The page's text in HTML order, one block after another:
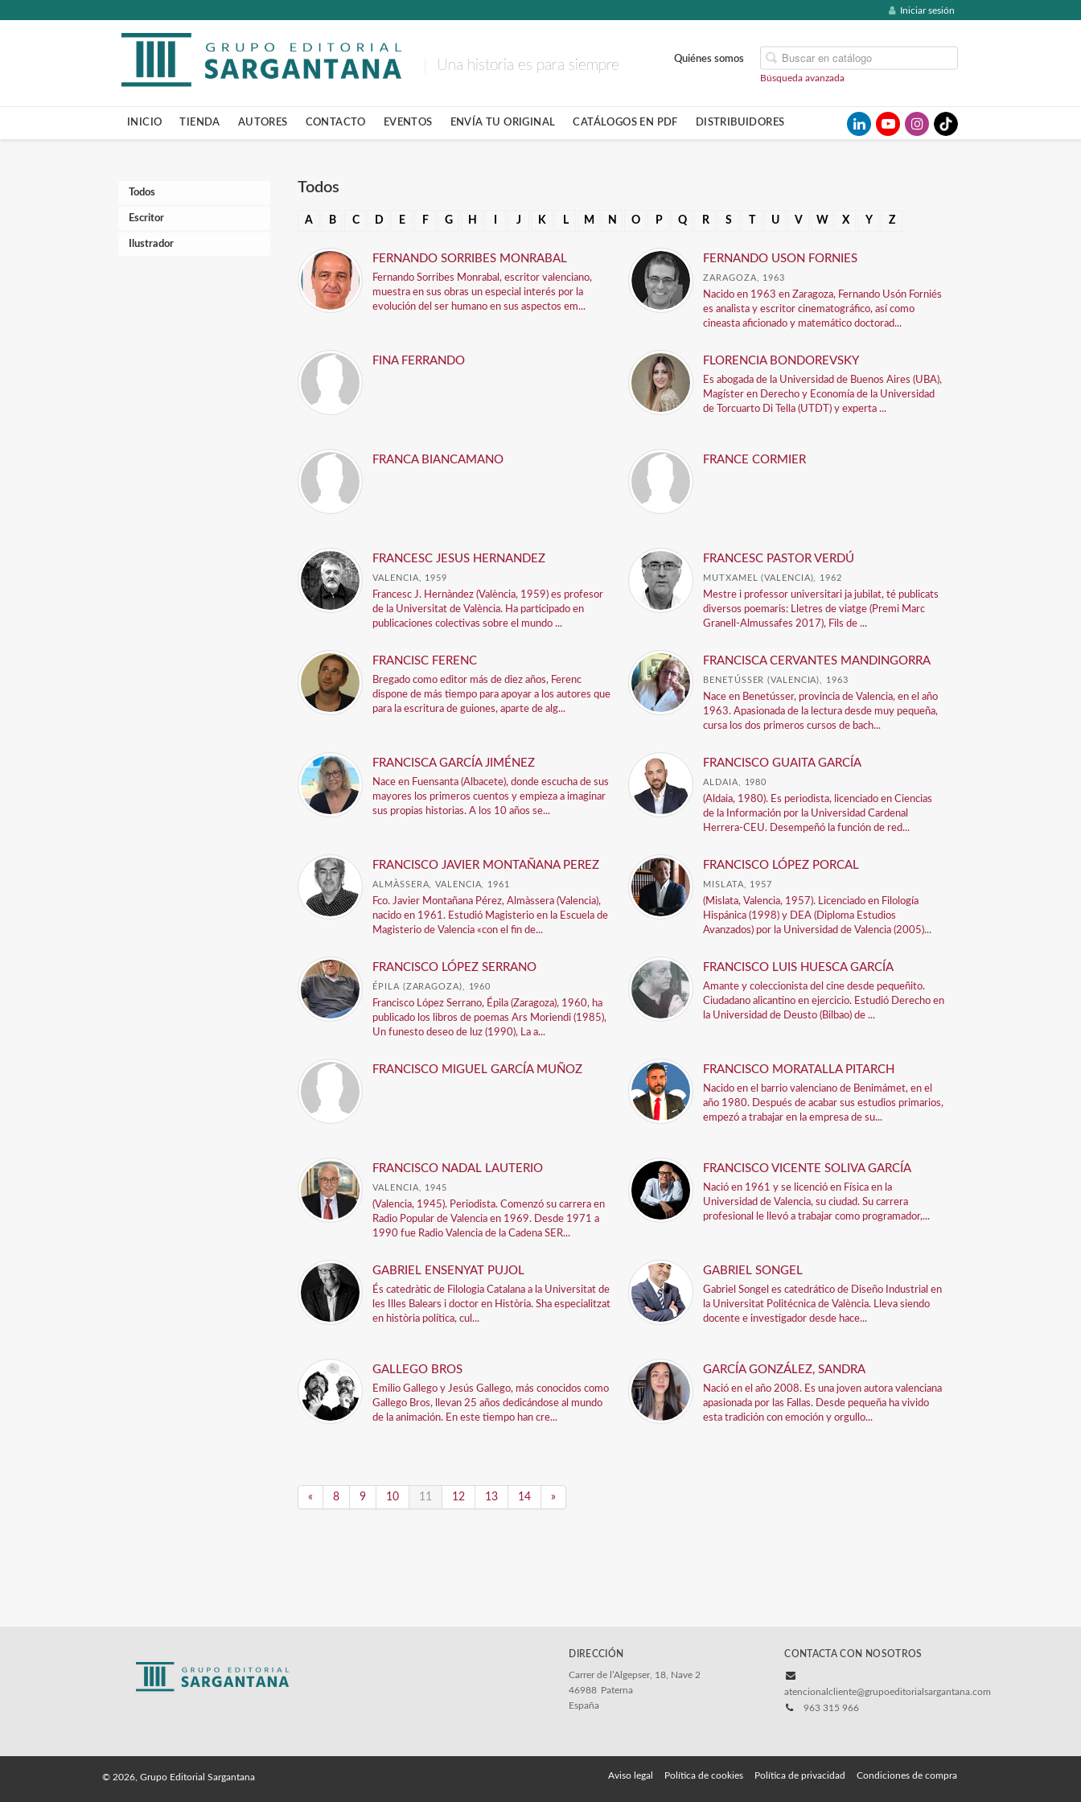
Iniciar sesión
Una historia es para siempre
Búsqueda avanzada
Quiénes somos
INICIO TIENDA AUTORES CONTACTO EVENTOS ENVÍA TU ORIGINAL CATÁLOGOS EN PDF DISTRIBUIDORES
Todos
Escritor
Ilustrador
Todos
A B C D E F G H J K L M N O P Q R S U V W X Y Z
FERNANDO SORRIBES MONRABAL
Fernando Sorribes Monrabal, escritor valenciano,
muestra en sus obras un especial interés por la
evolución del ser humano en sus aspectos em...
FERNANDO USON FORNIES
ZARAGOZA, 1963
Nacido en 1963 en Zaragoza, Fernando Usón Forniés
es analista y escritor cinematográfico, así como
cineasta aficionado y matemático doctorad...
FINA FERRANDO FLORENCIA BONDOREVSKY
Es abogada de la Universidad de Buenos Aires (UBA),
Magíster en Derecho y Economía de la Universidad
de Torcuarto Di Tella (UTDT) y experta ...
FRANCA BIANCAMANO FRANCE CORMIER
FRANCESC JESUS HERNANDEZ
VALENCIA, 1959
Francesc J. Hernàndez (València, 1959) es profesor
de la Universitat de València. Ha participado en
publicaciones colectivas sobre el mundo ...
FRANCESC PASTOR VERDÚ
MUTXAMEL (VALENCIA), 1962
Mestre i professor universitari ja jubilat, té publicats
diversos poemaris: Lletres de viatge (Premi Marc
Granell-Almussafes 2017), Fils de ...
FRANCISC FERENC
Bregado como editor más de diez años, Ferenc
dispone de más tiempo para apoyar a los autores que
para la escritura de guiones, aparte de alg...
FRANCISCA CERVANTES MANDINGORRA
BENETÚSSER (VALENCIA), 1963
Nace en Benetússer, provincia de Valencia, en el año
1963. Apasionada de la lectura desde muy pequeña,
cursa los dos primeros cursos de bach...
FRANCISCA GARCÍA JIMÉNEZ
Nace en Fuensanta (Albacete), donde escucha de sus
mayores los primeros cuentos y empieza a imaginar
sus propias historias. A los 10 años se...
FRANCISCO GUAITA GARCÍA
ALDAIA, 1980
(Aldaia, 1980). Es periodista, licenciado en Ciencias
de la Información por la Universidad Cardenal
Herrera-CEU. Desempeñó la función de red...
FRANCISCO JAVIER MONTAÑANA PEREZ
ALMÀSSERA, VALENCIA, 1961
Fco. Javier Montañana Pérez, Almàssera (Valencia),
nacido en 1961. Estudió Magisterio en la Escuela de
Magisterio de Valencia «con el fin de...
FRANCISCO LÓPEZ PORCAL
MISLATA, 1957
(Mislata, Valencia, 1957). Licenciado en Filología
Hispánica (1998) y DEA (Diploma Estudios
Avanzados) por la Universidad de Valencia (2005)...
FRANCISCO LÓPEZ SERRANO
ÉPILA (ZARAGOZA), 1960
Francisco López Serrano, Épila (Zaragoza), 1960, ha
publicado los libros de poemas Ars Moriendi (1985),
Un funesto deseo de luz (1990), La a...
FRANCISCO LUIS HUESCA GARCÍA
Amante y coleccionista del cine desde pequeñito.
Ciudadano alicantino en ejercicio. Estudió Derecho en
la Universidad de Deusto (Bilbao) de ...
FRANCISCO MIGUEL GARCÍA MUÑOZ FRANCISCO MORATALLA PITARCH
Nacido en el barrio valenciano de Benimámet, en el
año 1980. Después de acabar sus estudios primarios,
empezó a trabajar en la empresa de su...
FRANCISCO NADAL LAUTERIO
VALENCIA, 1945
(Valencia, 1945). Periodista. Comenzó su carrera en
Radio Popular de Valencia en 1969. Desde 1971 a
1990 fue Radio Valencia de la Cadena SER...
FRANCISCO VICENTE SOLIVA GARCÍA
Nació en 1961 y se licenció en Física en la
Universidad de Valencia, su ciudad. Su carrera
profesional le llevó a trabajar como programador,...
GABRIEL ENSENYAT PUJOL
És catedràtic de Filologia Catalana a la Universitat de
les Illes Balears i doctor en Història. Sha especialitzat
en història política, cul...
GABRIEL SONGEL
Gabriel Songel es catedrático de Diseño Industrial en
la Universitat Politécnica de València. Lleva siendo
docente e investigador desde hace...
GALLEGO BROS
Emilio Gallego y Jesús Gallego, más conocidos como
Gallego Bros, llevan 25 años dedicándose al mundo
de la animación. En este tiempo han cre...
GARCÍA GONZÁLEZ, SANDRA
Nació en el año 2008. Es una joven autora valenciana
apasionada por las Fallas. Desde pequeña ha vivido
esta tradición con emoción y orgullo...
« 8 9 10 11 12 13 14 »
DIRECCIÓN
Carrer de l’Algepser, 18, Nave 2
46988 Paterna
España
CONTACTA CON NOSOTROS
atencionalcliente@grupoeditorialsargantana.com
963 315 966
© 2026, Grupo Editorial Sargantana Aviso legal Política de cookies Política de privacidad Condiciones de compra